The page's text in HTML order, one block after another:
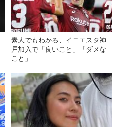
素人でもわかる、イニエスタ神
戸加入で「良いこと」「ダメな
こと」